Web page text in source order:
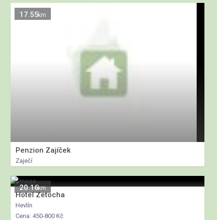
17.55km
Penzion Zajíček
Zaječí
20.16km
Hotel Zetocha
Hevlín
Cena: 450-800 Kč